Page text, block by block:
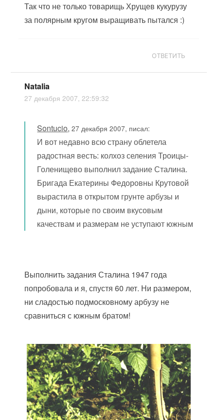
Так что не только товарищь Хрущев кукурузу
за полярным кругом выращивать пытался :)
ОТВЕТИТЬ
Natalia
27 декабря 2007, 22:59:32
Sontucio,27 декабря 2007, писал:
И вот недавно всю страну облетела
радостная весть: колхоз селения Троицы-
Голенищево выполнил задание Сталина.
Бригада Екатерины Федоровны Крутовой
вырастила в открытом грунте арбузы и
дыни, которые по своим вкусовым
качествам и размерам не уступают южным
Выполнить задания Сталина 1947 года
попробовала и я, спустя 60 лет. Ни размером,
ни сладостью подмосковному арбузу не
сравниться с южным братом!